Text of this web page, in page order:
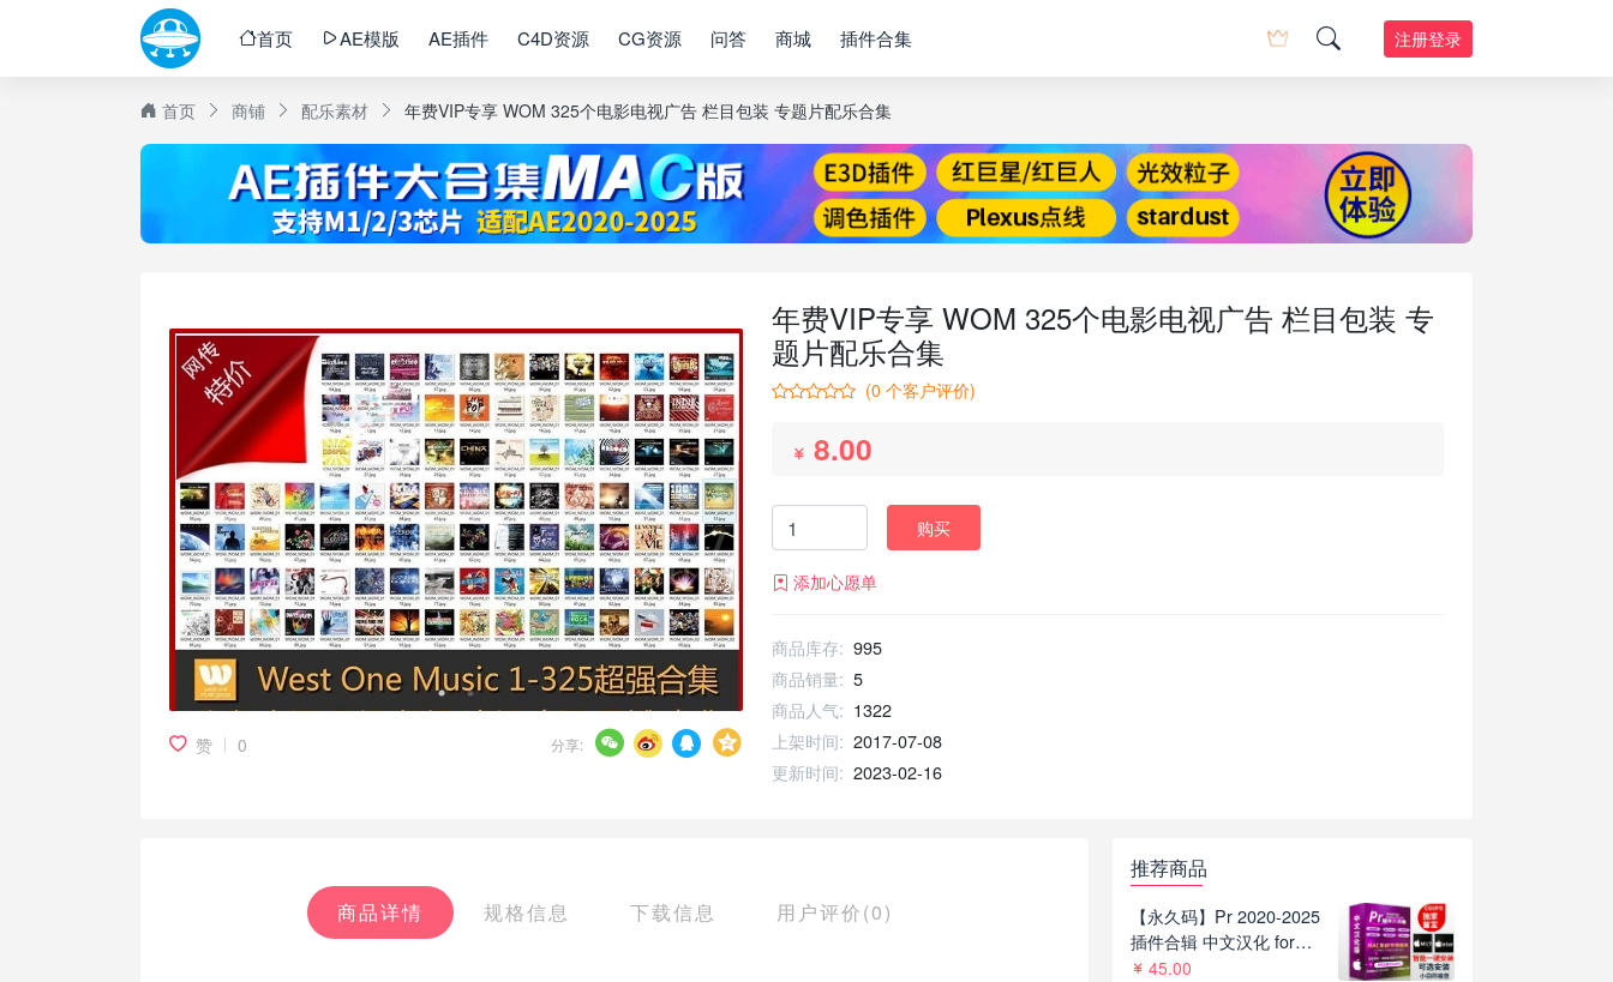
首页 AE模版 AE插件 C4D资源 CG资源 问答 商城 插件合集 注册登录
首页 商铺 配乐素材 年费VIP专享 WOM 325个电影电视广告 栏目包装 专题片配乐合集
赞 0 分享:
年费VIP专享 WOM 325个电影电视广告 栏目包装 专
题片配乐合集
(0 个客户评价)
8.00
购买
添加心愿单
商品库存: 995
商品销量: 5
商品人气: 1322
上架时间: 2017-07-08
更新时间: 2023-02-16
商品详情 规格信息 下载信息 用户评价(0)
推荐商品
【永久码】Pr 2020-2025
插件合辑 中文汉化 for
Mac苹果系统平面跟踪降
45.00